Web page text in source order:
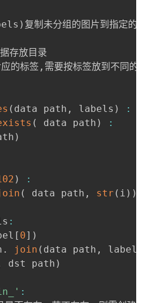
) 复制未分组的图片到指定的
存放目录
的标签 ,
( data path , labels )
:
( data path )
:
)
)
:
( data path , str ( i ) )
:
[ 0] )
. join ( data path , label
dst path )
: